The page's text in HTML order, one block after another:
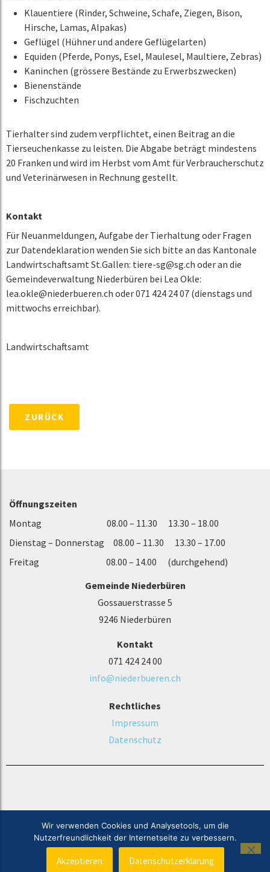
Klauentiere (Rinder, Schweine, Schafe, Ziegen, Bison,
Hirsche, Lamas, Alpakas)
Geflügel (Hühner und andere Geflügelarten)
Equiden (Pferde, Ponys, Esel, Maulesel, Maultiere, Zebras)
Kaninchen (grössere Bestände zu Erwerbszwecken)
Bienenstände
Fischzuchten
Tierhalter sind zudem verpflichtet, einen Beitrag an die
Tierseuchenkasse zu leisten. Die Abgabe beträgt mindestens
20 Franken und wird im Herbst vom Amt für Verbraucherschutz
und Veterinärwesen in Rechnung gestellt.
Kontakt
Für Neuanmeldungen, Aufgabe der Tierhaltung oder Fragen
zur Datendeklaration wenden Sie sich bitte an das Kantonale
Landwirtschaftsamt St.Gallen: tiere-sg@sg.ch oder an die
Gemeindeverwaltung Niederbüren bei Lea Okle:
lea.okle@niederbueren.ch oder 071 424 24 07 (dienstags und
mittwochs erreichbar).
Landwirtschaftsamt
ZURÜCK
Öffnungszeiten
Montag 08.00 – 11.30 13.30 – 18.00
Dienstag – Donnerstag 08.00 – 11.30 13.30 – 17.00
Freitag 08.00 – 14.00 (durchgehend)
Gemeinde Niederbüren
Gossauerstrasse 5
9246 Niederbüren
Kontakt
071 424 24 00
info@niederbueren.ch
Rechtliches
Impressum
Datenschutz
© 2021 Gemeinde Niederbüren
Wir verwenden Cookies und Analysetools, um die
Nutzerfreundlichkeit der Internetseite zu verbessern.
Akzeptieren Datenschutzerklärung